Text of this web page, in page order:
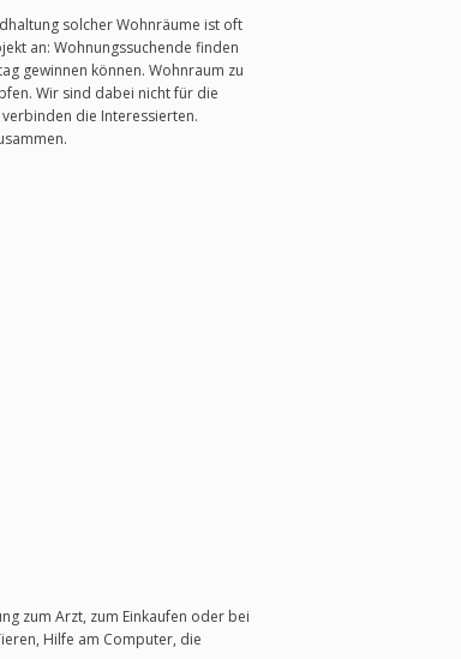
solcher Wohnräume ist oft
an: Wohnungssuchende finden
gewinnen können. Wohnraum zu
Wir sind dabei nicht für die
die Interessierten.
zum Arzt, zum Einkaufen oder bei
Hilfe am Computer, die